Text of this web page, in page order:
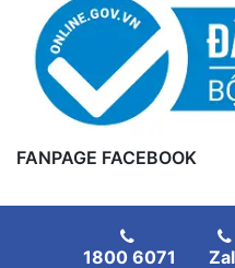
FANPAGE FACEBOOK
1800 6071